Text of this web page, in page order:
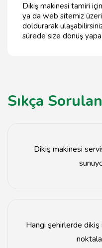
Dikiş makinesi tamiri
ya da web sitemiz
doldurarak
sürede size dönüş
Sıkça
Dikiş makinesi
çözümler
Hangi şehirlerde dikiş